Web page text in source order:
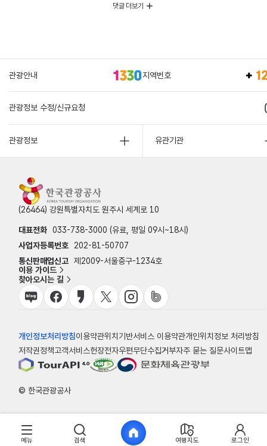
댓글 더보기
관광안내 지역번호
관광정보 수정/신규요청
관광정보 유관기관
(26464) 강원특별자치도 원주시 세계로 10
대표전화 033-738-3000 (유료, 평일 09시~18시)
사업자등록번호
202-81-50707
통신판매업신고 제2009-서울중구-1234호
이용 가이드
찾아오시는 길
개인정보처리방침이용약관위치기반서비스 이용약관개인위치정보 처리방침
저작권정책고객서비스헌장전자우편무단수집거부자주 묻는 질문사이트맵
© 한국관광공사
메뉴 검색 여행지도 로그인